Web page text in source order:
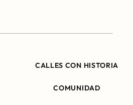
CALLES CON HISTORIA
COMUNIDAD